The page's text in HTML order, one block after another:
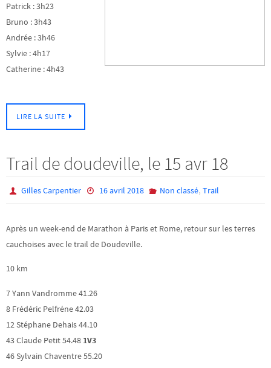
Patrick : 3h23
Bruno : 3h43
Andrée : 3h46
Sylvie : 4h17
Catherine : 4h43
LIRE LA SUITE
Trail de doudeville, le 15 avr 18
Gilles Carpentier 16 avril 2018 Non classé, Trail
Après un week-end de Marathon à Paris et Rome, retour sur les terres
cauchoises avec le trail de Doudeville.
10 km
7 Yann Vandromme 41.26
8 Frédéric Pelfréne 42.03
12 Stéphane Dehais 44.10
43 Claude Petit 54.48 1V3
46 Sylvain Chaventre 55.20